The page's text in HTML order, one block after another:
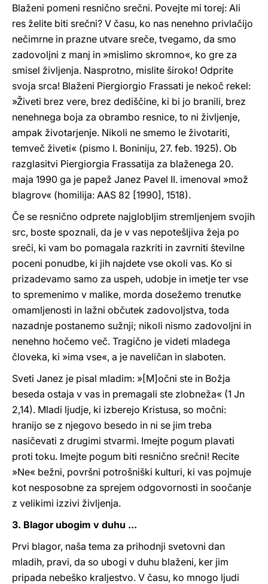
Blaženi pomeni resnično srečni. Povejte mi torej: Ali
res želite biti srečni? V času, ko nas nenehno privlačijo
nečimrne in prazne utvare sreče, tvegamo, da smo
zadovoljni z manj in »mislimo skromno«, ko gre za
smisel življenja. Nasprotno, mislite široko! Odprite
svoja srca! Blaženi Piergiorgio Frassati je nekoč rekel:
»Živeti brez vere, brez dediščine, ki bi jo branili, brez
nenehnega boja za obrambo resnice, to ni življenje,
ampak životarjenje. Nikoli ne smemo le životariti,
temveč živeti« (pismo I. Boniniju, 27. feb. 1925). Ob
razglasitvi Piergiorgia Frassatija za blaženega 20.
maja 1990 ga je papež Janez Pavel II. imenoval »mož
blagrov« (homilija: AAS 82 [1990], 1518).
Če se resnično odprete najglobljim stremljenjem svojih
src, boste spoznali, da je v vas nepotešljiva žeja po
sreči, ki vam bo pomagala razkriti in zavrniti številne
poceni ponudbe, ki jih najdete vse okoli vas. Ko si
prizadevamo samo za uspeh, udobje in imetje ter vse
to spremenimo v malike, morda dosežemo trenutke
omamljenosti in lažni občutek zadovoljstva, toda
nazadnje postanemo sužnji; nikoli nismo zadovoljni in
nenehno hočemo več. Tragično je videti mladega
človeka, ki »ima vse«, a je naveličan in slaboten.
Sveti Janez je pisal mladim: »[M]očni ste in Božja
beseda ostaja v vas in premagali ste zlobneža« (1 Jn
2,14). Mladi ljudje, ki izberejo Kristusa, so močni:
hranijo se z njegovo besedo in ni se jim treba
nasičevati z drugimi stvarmi. Imejte pogum plavati
proti toku. Imejte pogum biti resnično srečni! Recite
»Ne« bežni, površni potrošniški kulturi, ki vas pojmuje
kot nesposobne za sprejem odgovornosti in soočanje
z velikimi izzivi življenja.
3. Blagor ubogim v duhu ...
Prvi blagor, naša tema za prihodnji svetovni dan
mladih, pravi, da so ubogi v duhu blaženi, ker jim
pripada nebeško kraljestvo. V času, ko mnogo ljudi